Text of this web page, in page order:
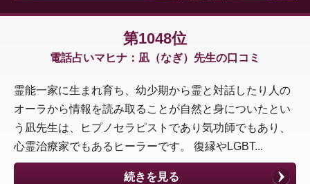
第1048位
電話占いマヒナ：凪（なぎ）先生の口コミ
霊能一家に生まれ育ち、幼少期から霊と対話したり人の
オーラから情報を読み取ることが自然と身についたとい
う凪先生は、ヒプノセラピストであり気功師でもあり、
心霊治療家でもあるヒーラーです。 復縁やLGBT...
続きを見る